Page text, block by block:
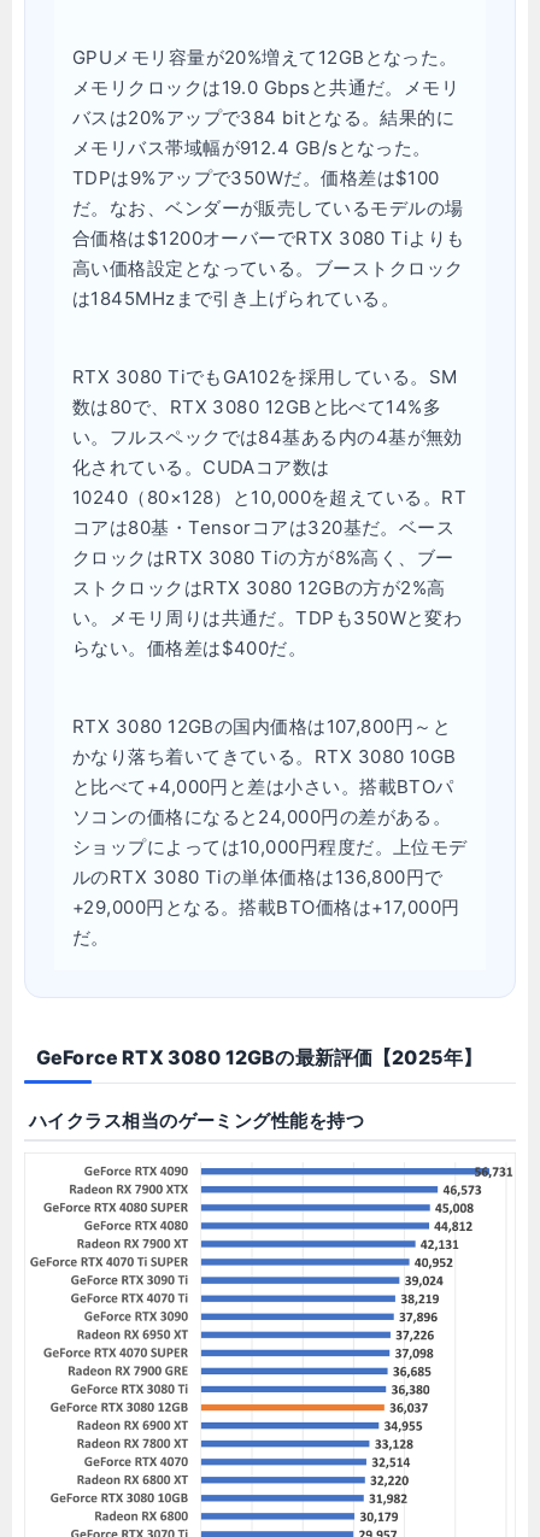
GPUメモリ容量が20%増えて12GBとなった。
メモリクロックは19.0 Gbpsと共通だ。メモリ
バスは20%アップで384 bitとなる。結果的に
メモリバス帯域幅が912.4 GB/sとなった。
TDPは9%アップで350Wだ。価格差は$100
だ。なお、ベンダーが販売しているモデルの場
合価格は$1200オーバーでRTX 3080 Tiよりも
高い価格設定となっている。ブーストクロック
は1845MHzまで引き上げられている。
RTX 3080 TiでもGA102を採用している。SM
数は80で、RTX 3080 12GBと比べて14%多
い。フルスペックでは84基ある内の4基が無効
化されている。CUDAコア数は
10240（80×128）と10,000を超えている。RT
コアは80基・Tensorコアは320基だ。ベース
クロックはRTX 3080 Tiの方が8%高く、ブー
ストクロックはRTX 3080 12GBの方が2%高
い。メモリ周りは共通だ。TDPも350Wと変わ
らない。価格差は$400だ。
RTX 3080 12GBの国内価格は107,800円～と
かなり落ち着いてきている。RTX 3080 10GB
と比べて+4,000円と差は小さい。搭載BTOパ
ソコンの価格になると24,000円の差がある。
ショップによっては10,000円程度だ。上位モデ
ルのRTX 3080 Tiの単体価格は136,800円で
+29,000円となる。搭載BTO価格は+17,000円
だ。
GeForce RTX 3080 12GBの最新評価【2025年】
ハイクラス相当のゲーミング性能を持つ